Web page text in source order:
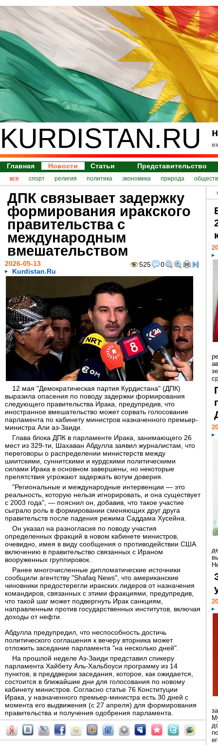
KURDISTAN.RU
Главная Новости Статьи Представительство
все спорт религия политика экономика природа
ДПК связывает задержку
формирования иракского
правительства с
международным
вмешательством
525 0
2026-05-13
Kurdistan.Ru
12 мая "Демократическая партия Курдистана" (ДПК)
выразила опасения по поводу задержки формирования
следующего правительства Ирака, предупредив, что
иностранное вмешательство может сорвать голосование
парламента по кабинету министров назначенного премьер-
министра Али аз-Заиди.
Глава блока ДПК в парламенте Ирака, занимающего 26
мест из 329-ти, Шахаван Абдулла заявил журналистам, что
переговоры о распределении министерств между
шиитскими, суннитскими и курдскими политическими
силами Ирака в основном завершены, но некоторые
препятствия угрожают задержать вотум доверия.
"Региональные и международные интервенции — это
реальность, которую нельзя игнорировать, и она существует
с 2003 года", — пояснил он, добавив, что такое участие
сыграло роль в формировании сменяющих друг друга
правительств после падения режима Саддама Хусейна.
Он указал на разногласия по поводу участия
определенных фракций в новом кабинете министров,
очевидно, имея в виду сообщения о противодействии США
включению в правительство связанных с Ираном
вооруженных группировок.
Ранее многочисленные дипломатические источники
сообщили агентству "Shafaq News", что американские
чиновники предостерегли иракских лидеров от назначения
командиров, связанных с этими фракциями, предупредив,
что такой шаг может подвергнуть Ирак санкциям,
направленным против государственных институтов, включая
доходы от нефти.
Абдулла предупредил, что неспособность достичь
политического соглашения к вечеру вторника может
отложить заседание парламента "на несколько дней".
На прошлой неделе Аз-Заиди представил спикеру
парламента Хайбету Аль-Хальбоуси программу из 14
пунктов, в преддверии заседания, которое, как ожидается,
состоится в ближайшие дни для голосования по новому
кабинету министров. Согласно статье 76 Конституции
Ирака, у назначенного премьер-министра есть 30 дней с
момента его выдвижения (с 27 апреля) для формирования
правительства и получения одобрения парламента.